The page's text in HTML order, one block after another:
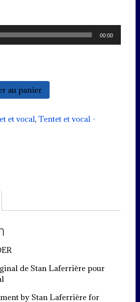
00:00
au panier
et vocal, Tentet et vocal -
de Stan Laferrière pour
by Stan Laferrière for